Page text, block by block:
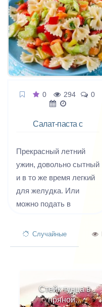
запеченный перец -
ароматную, пикантную
и яркую закуску.
0 294 0
Салат-паста с
Прекрасный летний
ужин, довольно сытный
и в то же время легкий
для желудка. Или
можно подать в
Случайные
Стейк тунца в
пряной...